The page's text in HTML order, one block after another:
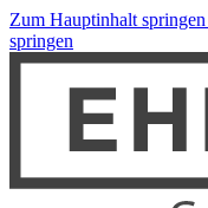
Zum Hauptinhalt springen
springen